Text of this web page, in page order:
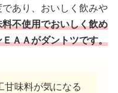
あり、おいしく飲みや
不使用でおいしく飲め
ＡＡがダントツです。
甘味料が気になる